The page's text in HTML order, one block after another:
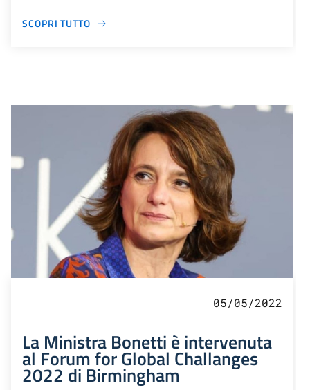
SCOPRI TUTTO
05/05/2022
La Ministra Bonetti è intervenuta
al Forum for Global Challanges
2022 di Birmingham